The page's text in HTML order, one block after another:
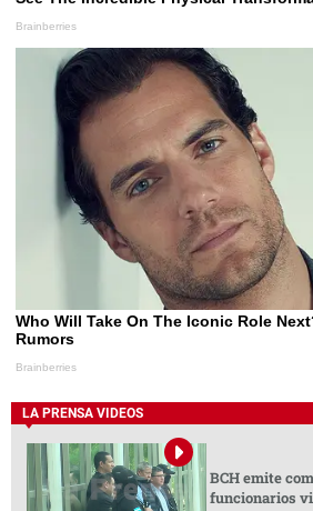
LA PRENSA VIDEOS
BCH emite
funcionarios